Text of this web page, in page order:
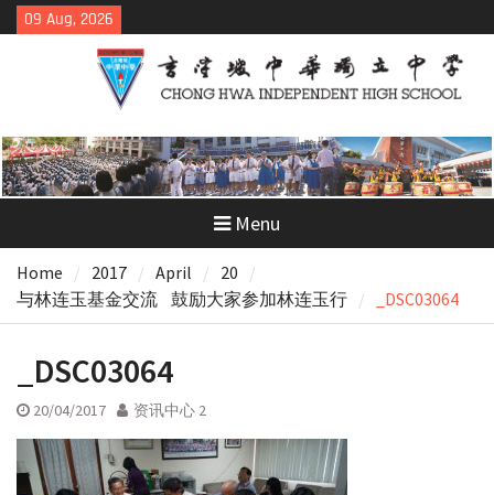
Skip
to
09 Aug, 2026
Menu
Home 2017 April
20
与林连玉基金交流 鼓励大家参加林连玉行
_DSC03064
_DSC03064
20/04/2017 资讯中心 2